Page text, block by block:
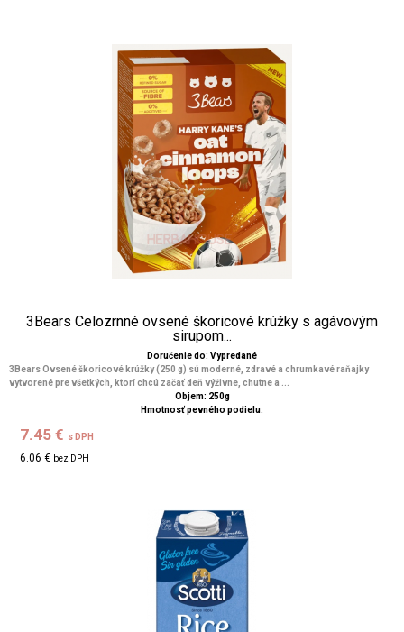
3Bears Celozrnné ovsené škoricové krúžky s agávovým
sirupom...
Doručenie do: Vypredané
3Bears Ovsené škoricové krúžky (250 g) sú moderné, zdravé a chrumkavé raňajky
vytvorené pre všetkých, ktorí chcú začať deň výživne, chutne a ...
Objem: 250g
Hmotnosť pevného podielu:
7.45 € s DPH
6.06 € bez DPH